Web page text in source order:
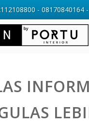
- 08170840164